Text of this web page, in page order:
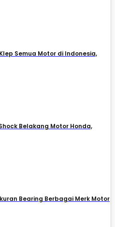
Semua Motor di Indonesia,
Belakang Motor Honda,
Bearing Berbagai Merk Motor